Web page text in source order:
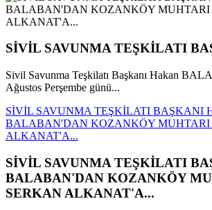
SİVİL SAVUNMA TEŞKİLATI
Sivil Savunma Teşkilatı Başkanı Hakan
Ağustos Perşembe günü...
SİVİL SAVUNMA TEŞKİLATI BAŞKANI
BALABAN'DAN KOZANKÖY MUHTARI
ALKANAT'A...
SİVİL SAVUNMA TEŞKİLATI
BALABAN'DAN KOZANKÖY
SERKAN ALKANAT'A...